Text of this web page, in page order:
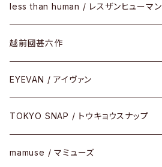
SUNSHIFT
ケア用品
サングラス
Frogskins(フロッグスキン )
Latch(ラッチ)
その他
修理
小物
メガネフレーム
サングラス
その他
less than human / レスザンヒューマン
メガネフレーム
サングラス
その他
越前國甚六作
セルフレーム
メタルフレーム
コンビフレーム
EYEVAN / アイヴァン
メガネ
サングラス
TOKYO SNAP / トウキョウスナップ
セルフレーム
mamuse / マミューズ